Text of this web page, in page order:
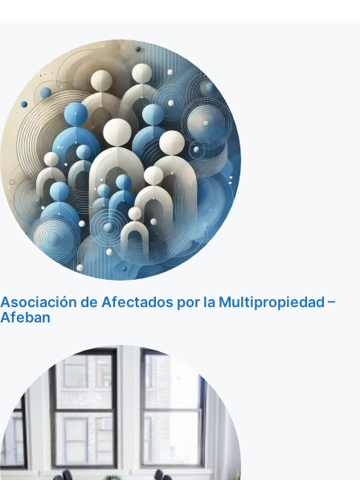
Asociación de Afectados por la Multipropiedad –
Afeban